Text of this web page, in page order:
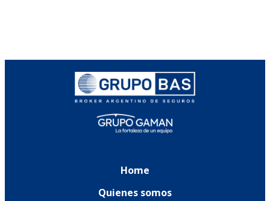
Home
Quienes somos